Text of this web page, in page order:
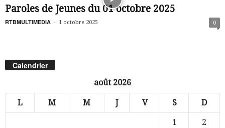
Paroles de Jeunes du 01 octobre 2025
RTBMULTIMEDIA - 1 octobre 2025 0
Calendrier
août 2026
L M M J V S D
1
2